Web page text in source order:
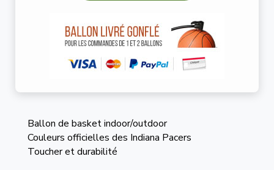
Ballon de basket indoor/outdoor
Couleurs officielles des Indiana Pacers
Toucher et durabilité